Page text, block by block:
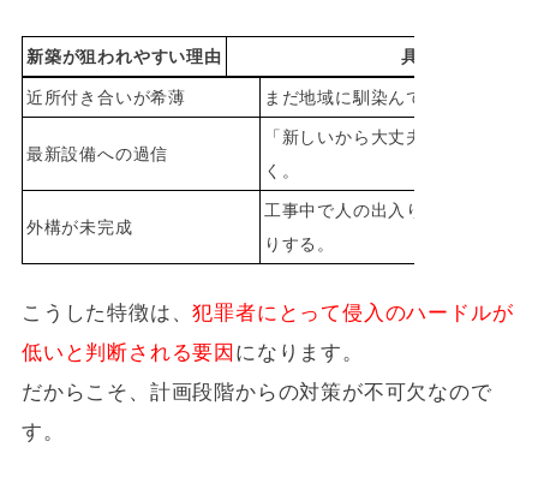
新築が狙われやすい理由 具体的な状況
近所付き合いが希薄 まだ地域に馴染んでおらず、不
最新設備への過信
「新しいから大丈夫」という油
く。
外構が未完成
工事中で人の出入りが多かった
りする。
こうした特徴は、犯罪者にとって侵入のハードルが
低いと判断される要因 になります。
だからこそ、計画段階からの対策が不可欠なので
す。